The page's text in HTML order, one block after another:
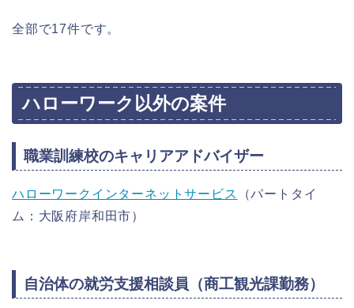
全部で17件です。
ハローワーク以外の案件
職業訓練校のキャリアアドバイザー
ハローワークインターネットサービス
（パートタイ
ム：大阪府岸和田市）
自治体の就労支援相談員（商工観光課勤務）